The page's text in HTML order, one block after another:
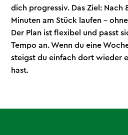
dich progressiv. Das Ziel: Nach
Minuten am Stück laufen –
Der Plan ist flexibel und passt
Tempo an. Wenn du eine
steigst du einfach dort wieder
hast.